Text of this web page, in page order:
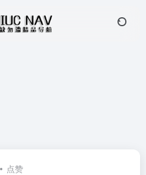
点赞